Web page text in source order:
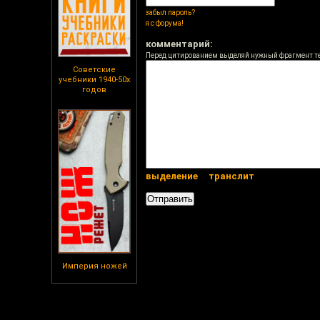
Советские
учебники 1940-50х
годов
Империя ножей
забыл пароль?
я с форума!
комментарий:
Перед цитированием выделяй нужный фрагмент
выделение транслит